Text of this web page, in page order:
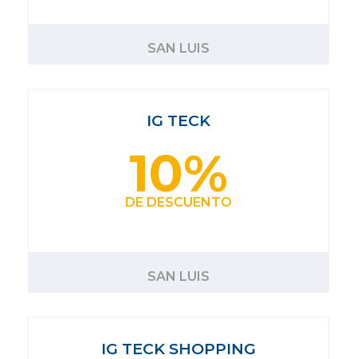
SAN LUIS
IG TECK
10%
DE DESCUENTO
SAN LUIS
IG TECK SHOPPING